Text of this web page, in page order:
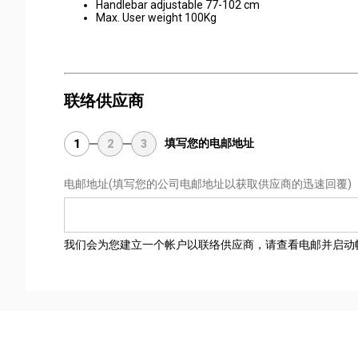
Handlebar adjustable 77-102 cm
Max. User weight 100Kg
联络供应商
1 2 3 填写您的电邮地址
电邮地址(填写您的公司电邮地址以获取供应商的迅速回覆)
我们会为您建立一个帐户以联络供应商，请查看电邮并启动